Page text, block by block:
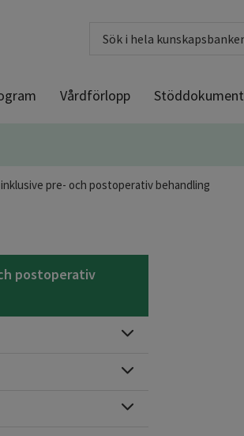
Vårdförlopp Stöddokument
pre- och postoperativ behandling
postoperativ